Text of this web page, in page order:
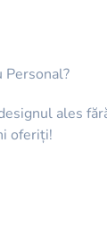
Personal?
ales
oferiți!